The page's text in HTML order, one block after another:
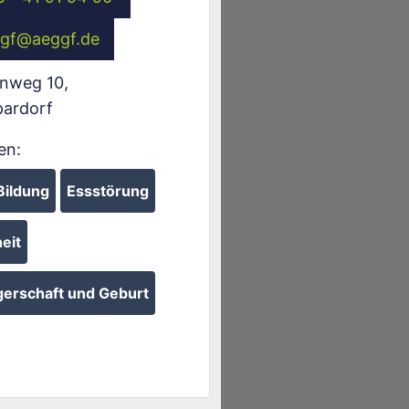
@aeggf.de
10,
Essstörung
und Geburt